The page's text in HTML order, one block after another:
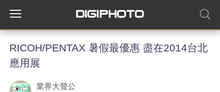
RICOH/PENTAX 暑假最優惠 盡在2014台北
應用展
業界大聲公